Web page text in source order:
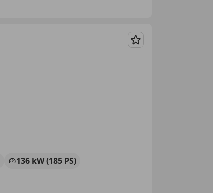
Merken
136 kW (185 PS)